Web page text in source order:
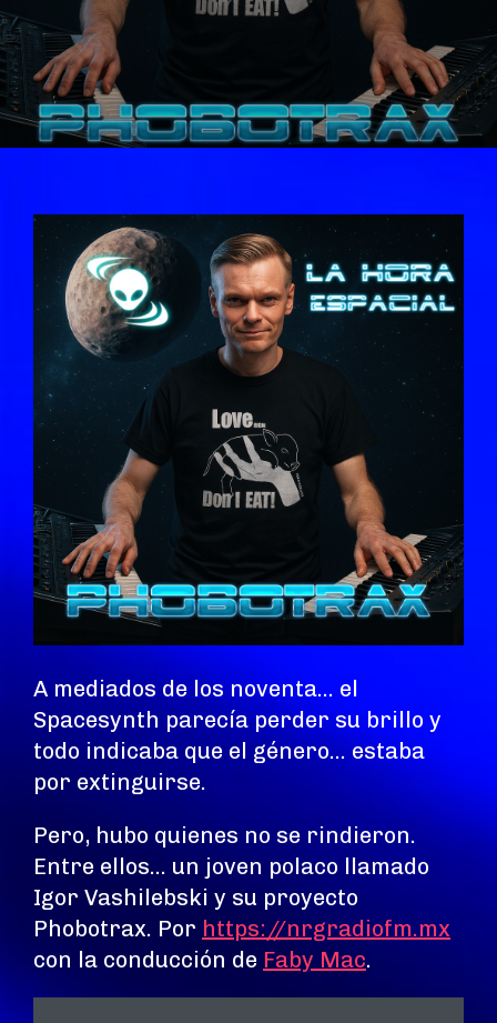
A mediados de los noventa… el
Spacesynth parecía perder su brillo y
todo indicaba que el género… estaba
por extinguirse.
Pero, hubo quienes no se rindieron.
Entre ellos… un joven polaco llamado
Igor Vashilebski y su proyecto
Phobotrax. Por https://nrgradiofm.mx
con la conducción de Faby Mac.